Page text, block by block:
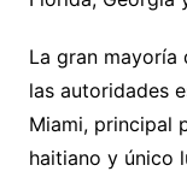
La gran mayoría
las autoridades
Miami, principal
haitiano y único